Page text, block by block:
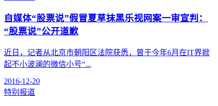
自媒体“股票说”假冒夏草抹黑乐视网案一审宣判：
“股票说”公开道歉
近日，记者从北京市朝阳区法院获悉，曾于今年6月在IT界掀
起不小波澜的微信小号“...
2016-12-20
特别报道